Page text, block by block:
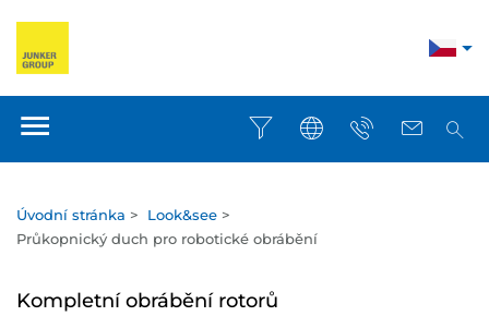
Úvodní stránka > Look&see >
Průkopnický duch pro robotické obrábění
Kompletní obrábění rotorů